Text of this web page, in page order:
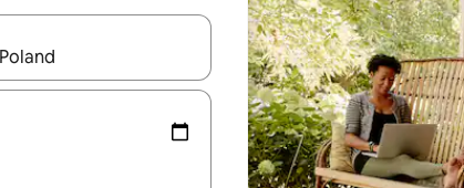
utilisez les flèches vers le haut et vers le bas pour les